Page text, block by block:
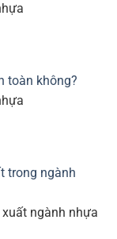
toàn không?
trong ngành
ngành nhựa